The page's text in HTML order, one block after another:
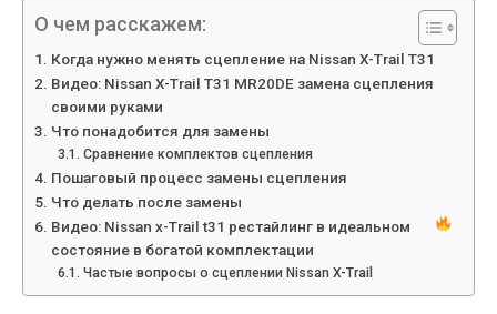
О чем расскажем:
Когда нужно менять сцепление на Nissan X-Trail T31
Видео: Nissan X-Trail T31 MR20DE замена сцепления
своими руками
Что понадобится для замены
Сравнение комплектов сцепления
Пошаговый процесс замены сцепления
Что делать после замены
Видео: Nissan x-Trail t31 рестайлинг в идеальном
состояние в богатой комплектации
Частые вопросы о сцеплении Nissan X-Trail